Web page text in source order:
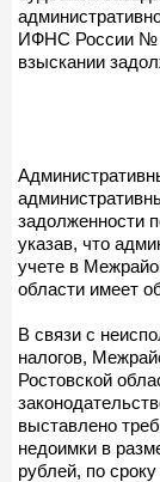
ИФНС России №
взыскании
задолженности
указав, что
учете в
области имеет
В связи с
налогов,
Ростовской
выставлено
недоимки в
рублей, по